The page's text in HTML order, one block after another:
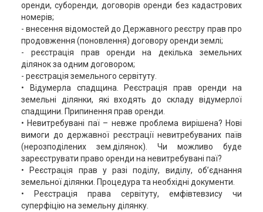
оренди, суборенди, договорів оренди без кадастрових
номерів;
- внесення відомостей до Державного реєстру прав про
продовження (поновлення) договору оренди землі;
- реєстрація прав оренди на декілька земельних
ділянок за одним договором;
- реєстрація земельного сервітуту.
• Відумерла спадщина. Реєстрація прав оренди на
земельні ділянки, які входять до складу відумерлої
спадщини. Припинення прав оренди.
• Невитребувані паї – невже проблема вирішена? Нові
вимоги до державної реєстрації невитребуваних паїв
(нерозподілених зем.ділянок). Чи можливо буде
зареєструвати право оренди на невитребувані паї?
• Реєстрація прав у разі поділу, виділу, об’єднання
земельної ділянки. Процедура та необхідні документи.
• Реєстрація права сервітуту, емфівтевзису чи
суперфіцію на земельну ділянку.